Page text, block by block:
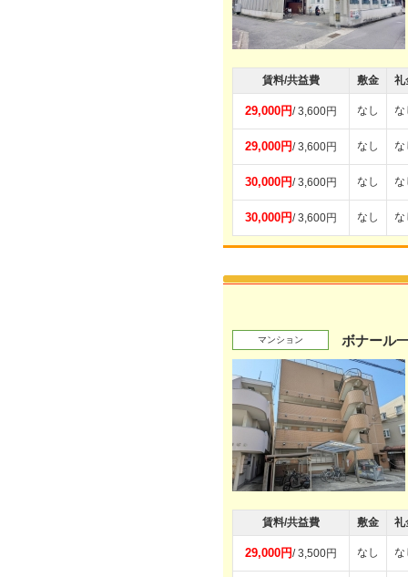
賃料/共益費 敷金 礼
29,000円/ 3,600円 なし な
29,000円/ 3,600円 なし な
30,000円/ 3,600円 なし な
30,000円/ 3,600円 なし な
マンション ボナール
賃料/共益費 敷金 礼
29,000円/ 3,500円 なし な